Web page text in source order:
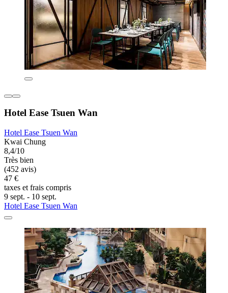
Hotel Ease Tsuen Wan
Hotel Ease Tsuen Wan
Kwai Chung
8,4/10
Très bien
(452 avis)
47 €
taxes et frais compris
9 sept. - 10 sept.
Hotel Ease Tsuen Wan